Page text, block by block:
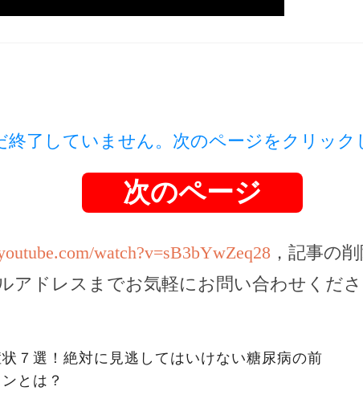
終了していません。次のページをクリック
次のページ
watch?v=sB3bYwZeq28 ，記事の
アドレスまでお気軽にお問い合わせくださ
７選！絶対に見逃してはいけない糖尿病の前
とは？